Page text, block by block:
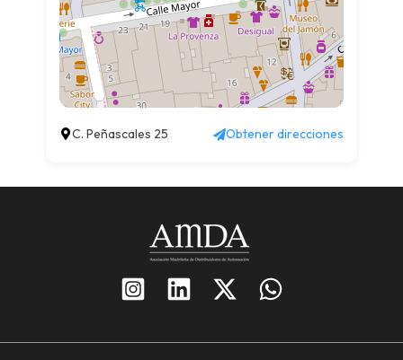
C. Peñascales 25 Obtener direcciones